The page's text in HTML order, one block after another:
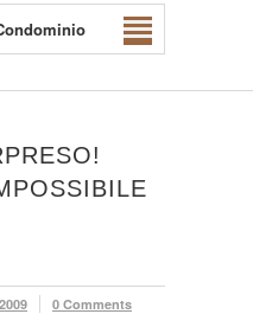
0 Comments